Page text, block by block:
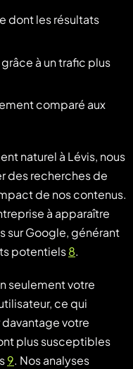
dont les résultats
à un trafic plus
comparé aux
naturel à Lévis, nous
des recherches de
de nos contenus.
à apparaître
sur Google, générant
potentiels8.
seulement votre
ce qui
votre
plus susceptibles
9. Nos analyses